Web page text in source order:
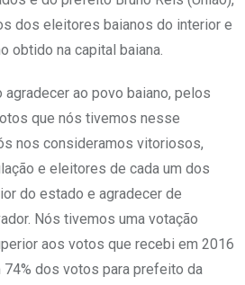
dos eleitores baianos do interior e
obtido na capital baiana.
agradecer ao povo baiano, pelos
que nós tivemos nesse
nos consideramos vitoriosos,
e eleitores de cada um dos
do estado e agradecer de
Nós tivemos uma votação
aos votos que recebi em 2016
dos votos para prefeito da